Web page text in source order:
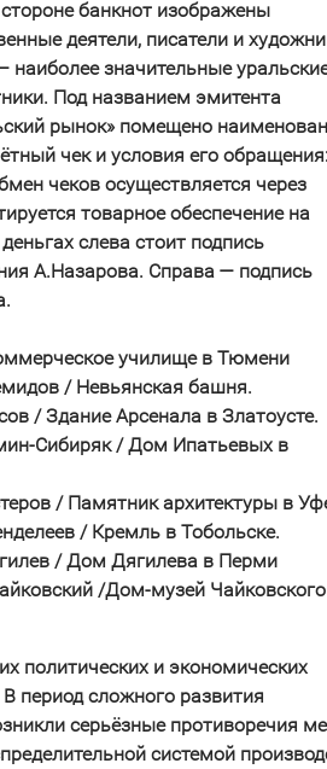
банкнот изображены
деятели, писатели и
наиболее значительные
Под названием эмитента
рынок» помещено
чек и условия его обращения:
чеков осуществляется через
товарное обеспечение на
слева стоит подпись
А.Назарова. Справа — подпись
училище в Тюмени
/ Невьянская башня.
/ Здание Арсенала в Златоусте.
Сибиряк / Дом Ипатьевых в
/ Памятник архитектуры в
/ Кремль в Тобольске.
/ Дом Дягилева в Перми
/Дом-музей
политических и экономических
период сложного развития
серьёзные противоречия
системой